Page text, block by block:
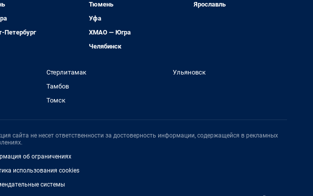
Петербург
Тюмень
Уфа
ХМАО — Югра
Челябинск
Ярославль
Стерлитамак
Тамбов
Томск
Ульяновск
сайта не несет ответственности за достоверность информации, содержащейся в рекламных
об ограничениях
использования cookies
системы